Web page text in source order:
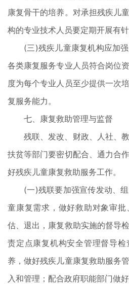
康复骨干的培养。对承担残疾儿
构的专业技术人员要定期开展有针
(三)残疾儿童康复机构应加
各类康复服务专业人员符合岗位
度为每个专业人员至少提供一次
复服务能力。
七、康复救助管理与监督
残联、发改、财政、人社、
扶贫等部门要密切配合、通力合
好残疾儿童康复救助服务工作。
(一)残联要加强宣传发动、
童康复需求，做好救助对象审
估、退出，康复救助实施的督导
责定点康复机构安全管理督导
养，做好残疾儿童康复救助服务
入和管理；配合政府职能部门做